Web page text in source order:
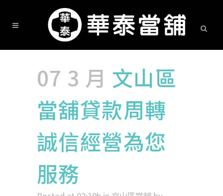
07 3 月 文山區
當舖貸款周轉
誠信經營為您
服務